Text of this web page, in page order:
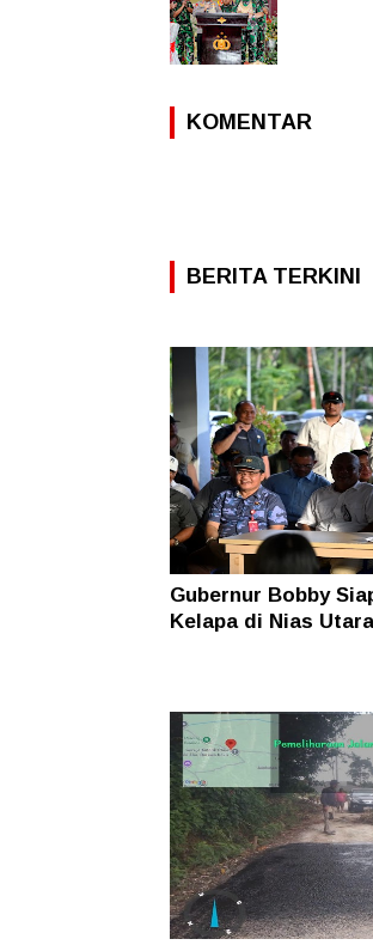
KOMENTAR
BERITA TERKINI
Gubernur Bobby
Kelapa di Nias Utara